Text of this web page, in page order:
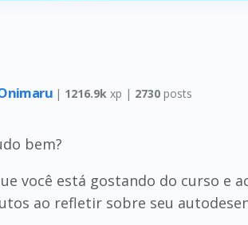
| 1216.9k xp | 2730 posts
bem?
você está gostando do curso e
ao refletir sobre seu